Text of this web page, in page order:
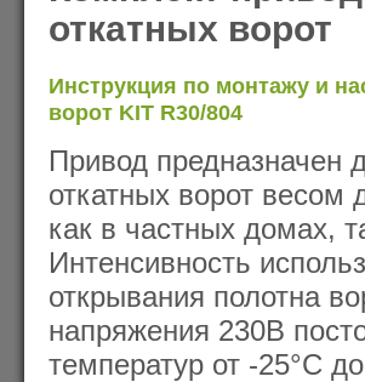
откатных ворот
Инструкция по монтажу и
ворот KIT R30/804
Привод предназначен
откатных ворот весом до 800 кг. Может
как в частных домах, так
Интенсивность
открывания полотна
напряжения 230В постоянного
температур от -25°С